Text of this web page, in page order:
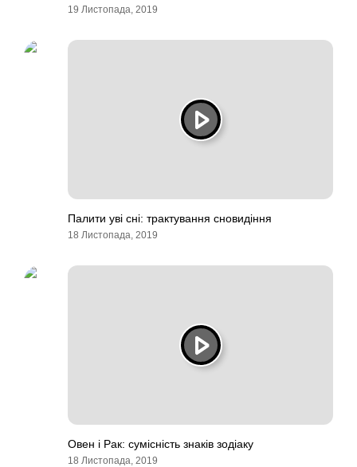
19 Листопада, 2019
Палити уві сні: трактування сновидіння
18 Листопада, 2019
Овен і Рак: сумісність знаків зодіаку
18 Листопада, 2019